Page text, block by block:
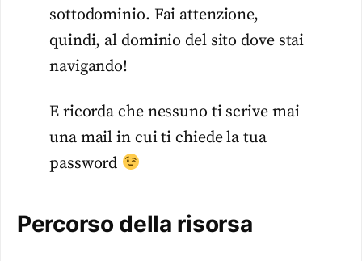
sottodominio. Fai attenzione,
quindi, al dominio del sito dove stai
navigando!
E ricorda che nessuno ti scrive mai
una mail in cui ti chiede la tua
password
Percorso della risorsa